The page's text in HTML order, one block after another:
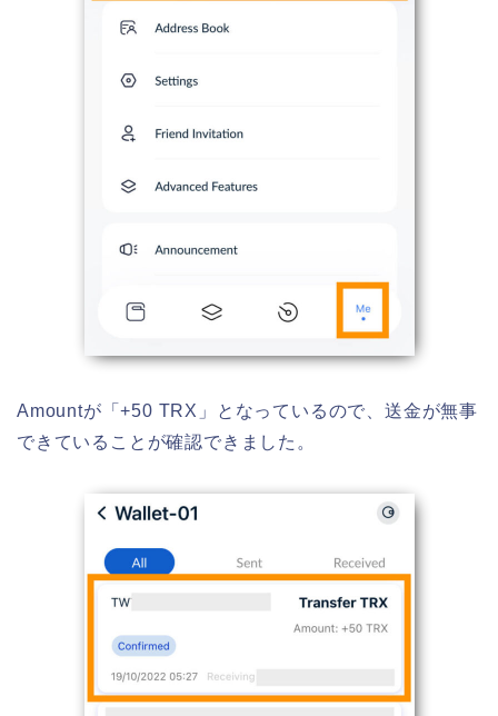
Amountが「+50 TRX」となっているので、送金が無事
できていることが確認できました。